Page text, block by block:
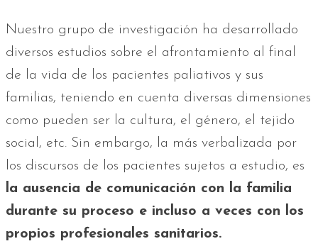
Nuestro grupo de investigación ha desarrollado
diversos estudios sobre el afrontamiento al final
de la vida de los pacientes paliativos y sus
familias, teniendo en cuenta diversas dimensiones
como pueden ser la cultura, el género, el tejido
social, etc. Sin embargo, la más verbalizada por
los discursos de los pacientes sujetos a estudio, es
la ausencia de comunicación con la familia
durante su proceso e incluso a veces con los
propios profesionales sanitarios.